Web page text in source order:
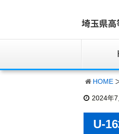
HOME
2024年
U-